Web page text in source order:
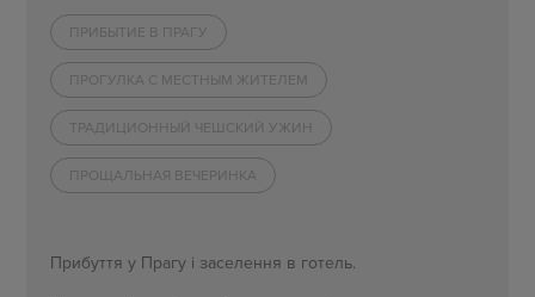
ПРИБЫТИЕ В ПРАГУ
ПРОГУЛКА С МЕСТНЫМ ЖИТЕЛЕМ
ТРАДИЦИОННЫЙ ЧЕШСКИЙ УЖИН
ПРОЩАЛЬНАЯ ВЕЧЕРИНКА
Прибуття у Прагу і заселення в готель.